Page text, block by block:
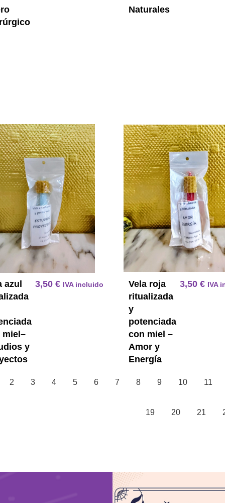
Naturales
Vela De Miel Y Azul Estudios Y
azul
miel–
y
3,50€ IVA incluido
Vela roja
ritualizada
y
potenciada
con miel –
Amor y
Energía
3,50€ IVA
2 3 4 5 6 7 8 9 10 11
19 20 21